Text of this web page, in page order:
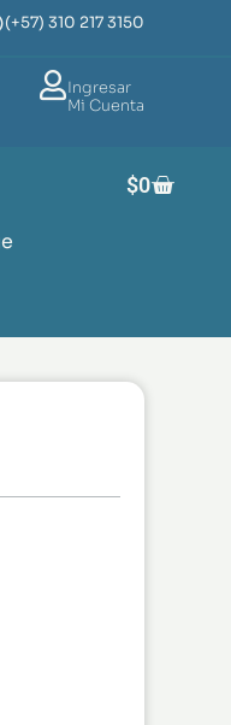
(+57) 310 217 3150
Ingresar
Mi Cuenta
$0